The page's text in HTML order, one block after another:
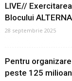
LIVE//
Blocului
28 septembrie 2025
Pentru
peste 125